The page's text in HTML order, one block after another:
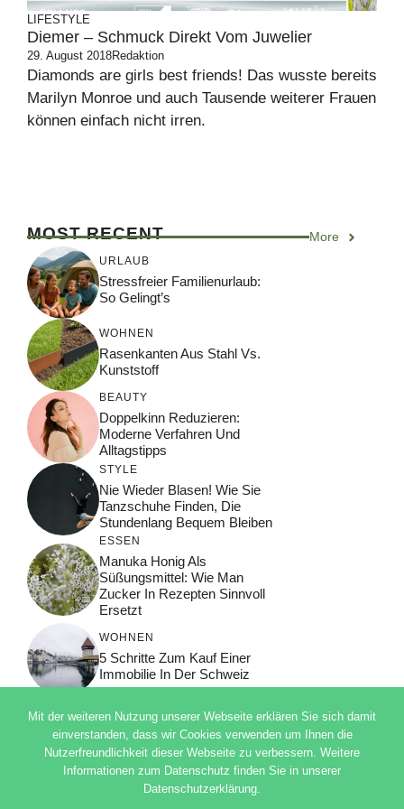
LIFESTYLE
Diemer – Schmuck Direkt Vom Juwelier
29. August 2018Redaktion
Diamonds are girls best friends! Das wusste bereits
Marilyn Monroe und auch Tausende weiterer Frauen
können einfach nicht irren.
MOST RECENT More
URLAUB
Stressfreier Familienurlaub:
So Gelingt’s
WOHNEN
Rasenkanten Aus Stahl Vs.
Kunststoff
BEAUTY
Doppelkinn Reduzieren:
Moderne Verfahren Und
Alltagstipps
STYLE
Nie Wieder Blasen! Wie Sie
Tanzschuhe Finden, Die
Stundenlang Bequem Bleiben
ESSEN
Manuka Honig Als
Süßungsmittel: Wie Man
Zucker In Rezepten Sinnvoll
Ersetzt
WOHNEN
5 Schritte Zum Kauf Einer
Immobilie In Der Schweiz
© 2026 ADSIMPLE
DATENSCHUTZERKLÄRUNG
Mit der weiteren Nutzung unserer Webseite erklären Sie sich damit
einverstanden, dass wir Cookies verwenden um Ihnen die
Nutzerfreundlichkeit dieser Webseite zu verbessern. Weitere
Informationen zum Datenschutz finden Sie in unserer
Datenschutzerklärung.